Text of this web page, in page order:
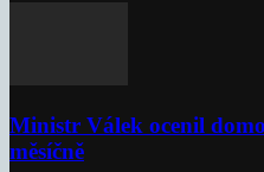
Ministr Válek ocenil
měsíčně